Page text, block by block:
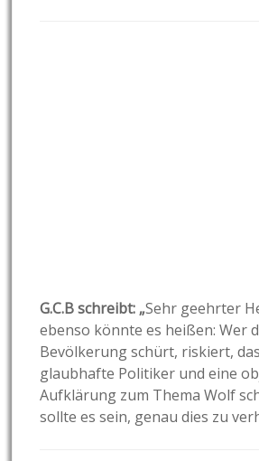
G.C.B schreibt: „Sehr geehrter
ebenso könnte es heißen: Wer
Bevölkerung schürt, riskiert,
glaubhafte Politiker und eine
Aufklärung zum Thema Wolf
sollte es sein, genau dies zu